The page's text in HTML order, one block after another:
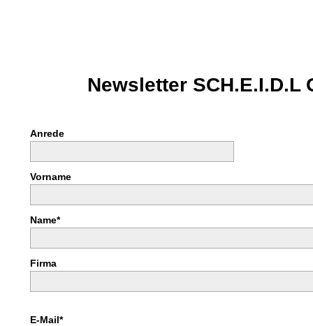
Newsletter SCH.E.I.D.L
Anrede
Vorname
Name*
Firma
E-Mail*